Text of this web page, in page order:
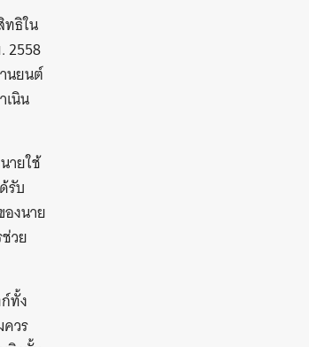
ธิใน
2558
นยนต์
นิน
ายใช้
รับ
งนาย
วย
ทั้ง
วร